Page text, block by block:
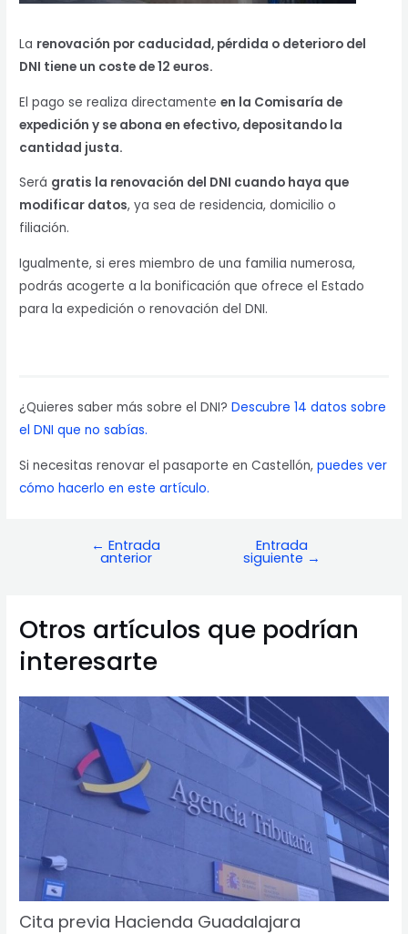
La renovación por caducidad, pérdida o deterioro del
DNI tiene un coste de 12 euros.
El pago se realiza directamenteen la Comisaría de
expedición y se abona en efectivo, depositando la
cantidad justa.
Será gratis la renovación del DNI cuando haya que
modificar datos, ya sea de residencia, domicilio o
filiación.
Igualmente, si eres miembro de una familia numerosa,
podrás acogerte a la bonificación que ofrece el Estado
para la expedición o renovación del DNI.
¿Quieres saber más sobre el DNI?Descubre 14 datos sobre
el DNI que no sabías.
Si necesitas renovar el pasaporte en Castellón,puedes ver
cómo hacerlo en este artículo.
Navegación
← Entrada
anterior
Entrada
siguiente →
Otros artículos que podrían
interesarte
Cita previa Hacienda Guadalajara